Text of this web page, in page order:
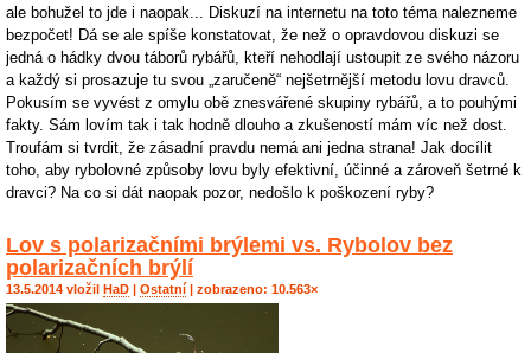
ale bohužel to jde i naopak... Diskuzí na internetu na toto téma nalezneme
bezpočet! Dá se ale spíše konstatovat, že než o opravdovou diskuzi se
jedná o hádky dvou táborů rybářů, kteří nehodlají ustoupit ze svého názoru
a každý si prosazuje tu svou „zaručeně“ nejšetrnější metodu lovu dravců.
Pokusím se vyvést z omylu obě znesvářené skupiny rybářů, a to pouhými
fakty. Sám lovím tak i tak hodně dlouho a zkušeností mám víc než dost.
Troufám si tvrdit, že zásadní pravdu nemá ani jedna strana! Jak docílit
toho, aby rybolovné způsoby lovu byly efektivní, účinné a zároveň šetrné k
dravci? Na co si dát naopak pozor, nedošlo k poškození ryby?
Lov s polarizačními brýlemi vs. Rybolov bez
polarizačních brýlí
13.5.2014 vložil HaD | Ostatní | zobrazeno: 10.563×